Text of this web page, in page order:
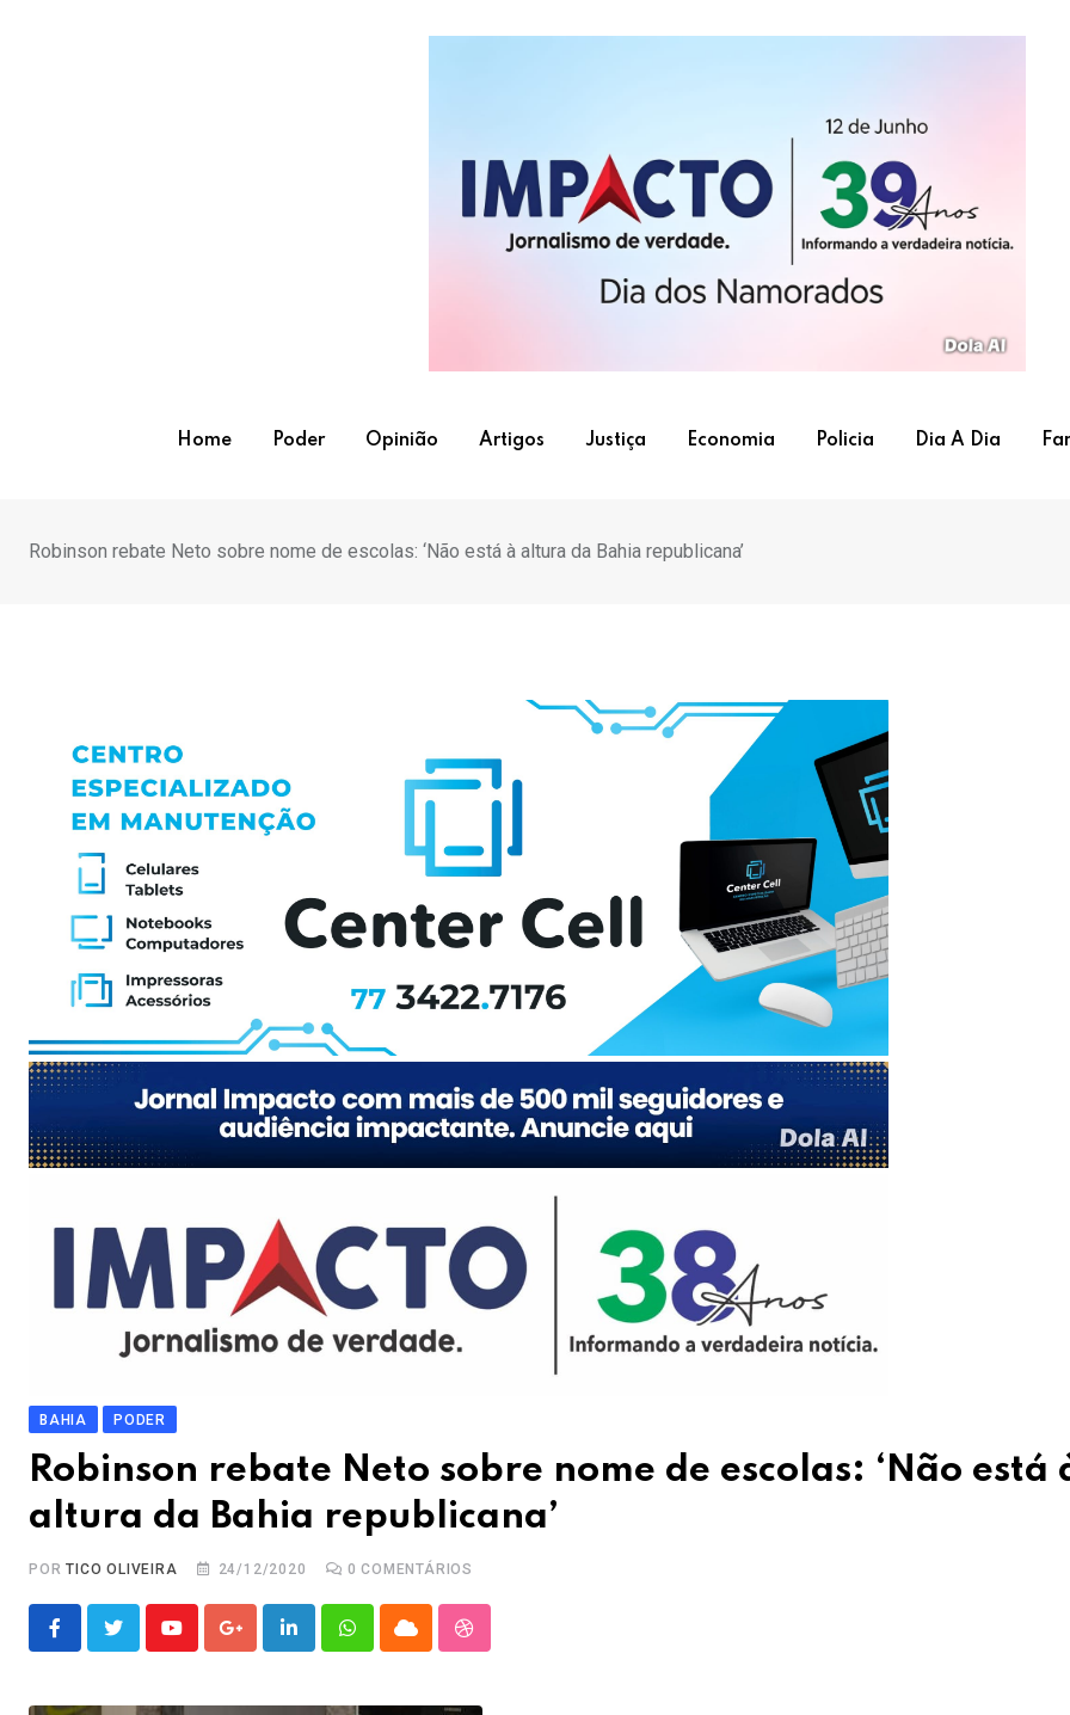
Home Poder Opinião Artigos Justiça Economia Policia Dia A Dia
Robinson rebate Neto sobre nome de escolas: ‘Não está à altura da Bahia republicana’
BAHIA PODER
Robinson rebate Neto sobre nome de escolas: ‘Não está
altura da Bahia republicana’
PORTICO OLIVEIRA 24/12/2020 0 COMENTÁRIOS
YoutubeGoogle+LinkedInWhatsappCloud StumbleUpon